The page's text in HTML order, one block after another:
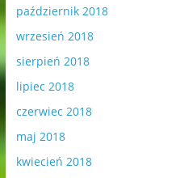
październik 2018
wrzesień 2018
sierpień 2018
lipiec 2018
czerwiec 2018
maj 2018
kwiecień 2018